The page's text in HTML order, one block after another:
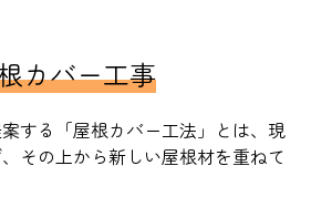
カバー工事
する「屋根カバー工法」とは、現
その上から新しい屋根材を重ねて